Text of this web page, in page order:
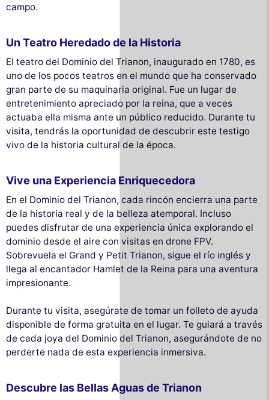
campo.
Un Teatro Heredado de la Historia
El teatro del Dominio del Trianon, inaugurado en 1780, es
uno de los pocos teatros en el mundo que ha conservado
gran parte de su maquinaria original. Fue un lugar de
entretenimiento apreciado por la reina, que a veces
actuaba ella misma ante un público reducido. Durante tu
visita, tendrás la oportunidad de descubrir este testigo
vivo de la historia cultural de la época.
Vive una Experiencia Enriquecedora
En el Dominio del Trianon, cada rincón encierra una parte
de la historia real y de la belleza atemporal. Incluso
puedes disfrutar de una experiencia única explorando el
dominio desde el aire con visitas en drone FPV.
Sobrevuela el Grand y Petit Trianon, sigue el río inglés y
llega al encantador Hamlet de la Reina para una aventura
impresionante.
Durante tu visita, asegúrate de tomar un folleto de ayuda
disponible de forma gratuita en el lugar. Te guiará a través
de cada joya del Dominio del Trianon, asegurándote de no
perderte nada de esta experiencia inmersiva.
Descubre las Bellas Aguas de Trianon